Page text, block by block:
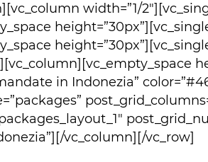
width=”1/
in Indonezia”
vc_column][/vc_row]